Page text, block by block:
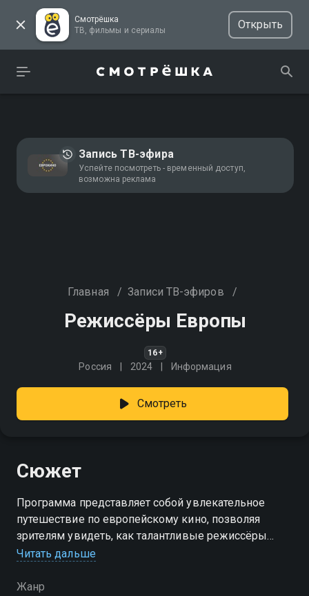
Смотрёшка
ТВ, фильмы и сериалы
Открыть
Запись ТВ-эфира
Успейте посмотреть - временный доступ,
возможна реклама
Главная / Записи ТВ-эфиров /
Режиссёры Европы
16+
Россия 2024 Информация
Смотреть
Сюжет
Программа представляет собой увлекательное
путешествие по европейскому кино, позволяя
зрителям увидеть, как талантливые режиссёры
создавали свои культовые произведения и
Читать дальше
Жанр